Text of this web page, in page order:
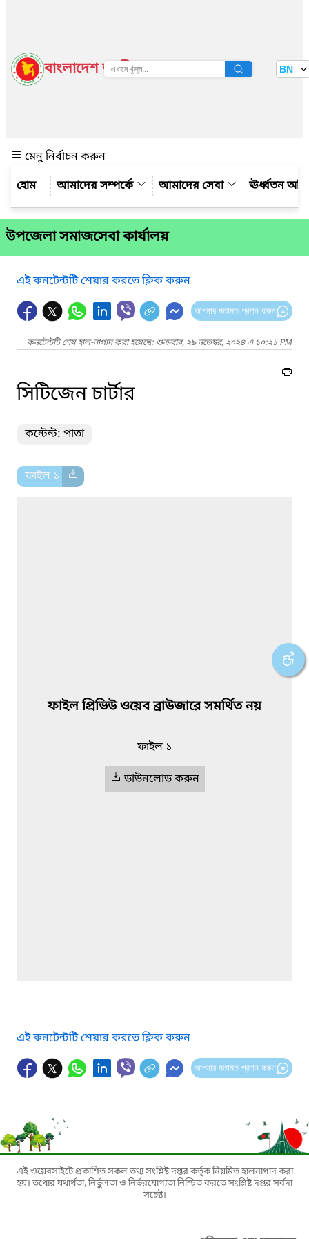
বাংলাদেশ জাতীয় তথ্য বাতায়ন BN
মেনু নির্বাচন করুন
আমাদের সম্পর্কে
আমাদের সেবা ঊর্ধ্বতন
উপজেলা সমাজসেবা কার্যালয়
এই কনটেন্টটি শেয়ার করতে ক্লিক করুন
আপনার মতামত প্রদান করুন
কনটেন্টটি শেষ হাল-নাগাদ করা হয়েছে: শুক্রবার, ২৯ নভেম্বর, ২০২৪ এ ১০:২১ PM
সিটিজেন চার্টার
কন্টেন্ট: পাতা
ফাইল ১
ফাইল প্রিভিউ ওয়েব ব্রাউজারে সমর্থিত নয়
ফাইল ১
ডাউনলোড করুন
এই কনটেন্টটি শেয়ার করতে ক্লিক করুন
আপনার মতামত প্রদান করুন
এই ওয়েবসাইটে প্রকাশিত সকল তথ্য সংশ্লিষ্ট দপ্তর কর্তৃক নিয়মিত হালনাগাদ করা
হয়। তথ্যের যথার্থতা, নির্ভুলতা ও নির্ভরযোগ্যতা নিশ্চিত করতে সংশ্লিষ্ট দপ্তর সর্বদা
সচেষ্ট।